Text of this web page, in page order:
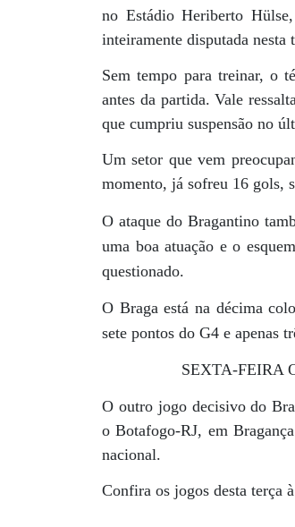
no Estádio Heriberto
inteiramente disputada nesta
Sem tempo para treinar, o
antes da partida. Vale
que cumpriu suspensão no
Um setor que vem
momento, já sofreu 16 gols,
O ataque do Bragantino
uma boa atuação e o
questionado.
O Braga está na décima
sete pontos do G4 e apenas
SEXTA-FEIRA
O outro jogo decisivo do
o Botafogo-RJ, em
nacional.
Confira os jogos desta terça